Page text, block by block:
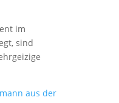
im
sind
aus der